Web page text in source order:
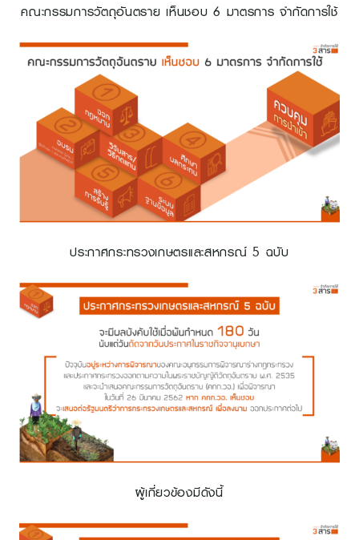
คณะกรรมการวัตถุอันตราย เห็นชอบ 6 มาตรการ จำกัดการใช้
ประกาศกระทรวงเกษตรและสหกรณ์ 5 ฉบับ
ผู้เกี่ยวข้องมีดังนี้